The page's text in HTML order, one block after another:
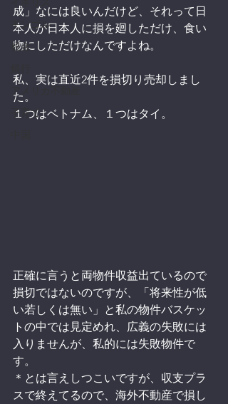
モンゴル
税金
アメリカ不動産
子育て
成」なには良いんだけど、それって日
本人が日本人に損を廻しただけ、食い
物にしただけなんですよね。
私、実は直近2件を損切り売却しまし
た。
１つはベトナム、１つはタイ。
正確に言うと両物件収益出ているので
損切ではないのですが、「将来性が低
い若しくは無い」と私の物件バスケッ
トの中では見定めれ、広義の失敗には
入りませんが、私的には失敗物件で
す。
＊とは言えしつこいですが、収支プラ
スで終えてるので、海外不動産で損し